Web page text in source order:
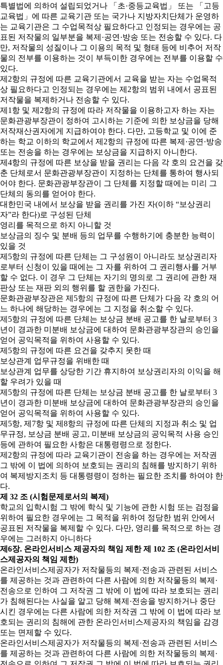
특별법에 의하여 설립되었거나 「초·중등교육법」 또는 「고등
교육법」에 따른 교육기관 또는 국가나 지방자치단체가 운영하
는 교육기관은 그 수업목적상 필요하다고 인정되는 경우에는 공
표된 저작물의 일부분을 복제·공연·방송 또는 전송할 수 있다. 다
만, 저작물의 성질이나 그 이용의 목적 및 형태 등에 비추어 저작
물의 전부를 이용하는 것이 부득이한 경우에는 전부를 이용할 수
있다.
제2항의 규정에 따른 교육기관에서 교육을 받는 자는 수업목적
상 필요하다고 인정되는 경우에는 제2항의 범위 내에서 공표된
저작물을 복제하거나 전송할 수 있다.
제1항 및 제2항의 규정에 따라 저작물을 이용하고자 하는 자는
문화관광부장관이 정하여 고시하는 기준에 의한 보상금을 당해
저작재산권자에게 지급하여야 한다. 다만, 고등학교 및 이에 준
하는 학교 이하의 학교에서 제2항의 규정에 따른 복제·공연·방송
또는 전송을 하는 경우에는 보상금을 지급하지 아니한다.
제4항의 규정에 따른 보상을 받을 권리는 다음 각 호의 요건을 갖
춘 단체로서 문화관광부장관이 지정하는 단체를 통하여 행사되
어야 한다. 문화관광부장관이 그 단체를 지정할 때에는 미리 그
단체의 동의를 얻어야 한다.
대한민국 내에서 보상을 받을 권리를 가진 자(이하 “보상권리
자”라 한다)로 구성된 단체
영리를 목적으로 하지 아니할 것
보상금의 징수 및 분배 등의 업무를 수행하기에 충분한 능력이
있을 것
제5항의 규정에 따른 단체는 그 구성원이 아니라도 보상권리자
로부터 신청이 있을 때에는 그 자를 위하여 그 권리행사를 거부
할 수 없다. 이 경우 그 단체는 자기의 명의로 그 권리에 관한 재
판상 또는 재판 외의 행위를 할 권한을 가진다.
문화관광부장관은 제5항의 규정에 따른 단체가 다음 각 호의 어
느 하나에 해당하는 경우에는 그 지정을 취소할 수 있다.
제5항의 규정에 따른 단체는 보상금 분배 공고를 한 날로부터 3
년이 경과한 미분배 보상금에 대하여 문화관광부장관의 승인을
얻어 공익목적을 위하여 사용할 수 있다.
제5항의 규정에 따른 요건을 갖추지 못한 때
보상관계 업무규정을 위배한 때
보상관계 업무를 상당한 기간 휴지하여 보상권리자의 이익을 해
할 우려가 있을 때
제5항의 규정에 따른 단체는 보상금 분배 공고를 한 날로부터 3
년이 경과한 미분배 보상금에 대하여 문화관광부장관의 승인을
얻어 공익목적을 위하여 사용할 수 있다.
제5항, 제7항 및 제8항의 규정에 따른 단체의 지정과 취소 및 업
무규정, 보상금 분배 공고, 미분배 보상금의 공익목적 사용 승인
등에 관하여 필요한 사항은 대통령령으로 정한다.
제2항의 규정에 따라 교육기관이 전송을 하는 경우에는 저작권
그 밖에 이 법에 의하여 보호되는 권리의 침해를 방지하기 위하
여 복제방지조치 등 대통령령이 정하는 필요한 조치를 하여야 한
다.
제 32 조 (시험문제로서의 복제)
학교의 입학시험 그 밖에 학식 및 기능에 관한 시험 또는 검정을
위하여 필요한 경우에는 그 목적을 위하여 정당한 범위 안에서
공표된 저작물을 복제할 수 있다. 다만, 영리를 목적으로 하는 경
우에는 그러하지 아니하다
제6장. 온라인서비스 제공자의 책임 제한 제 102 조 (온라인서비
스제공자의 책임 제한)
온라인서비스제공자가 저작물등의 복제·전송과 관련된 서비스
를 제공하는 것과 관련하여 다른 사람에 의한 저작물등의 복제·
전송으로 인하여 그 저작권 그 밖에 이 법에 따라 보호되는 권리
가 침해된다는 사실을 알고 당해 복제·전송을 방지하거나 중단
시킨 경우에는 다른 사람에 의한 저작권 그 밖에 이 법에 따라 보
호되는 권리의 침해에 관한 온라인서비스제공자의 책임을 감경
또는 면제할 수 있다.
온라인서비스제공자가 저작물등의 복제·전송과 관련된 서비스
를 제공하는 것과 관련하여 다른 사람에 의한 저작물등의 복제·